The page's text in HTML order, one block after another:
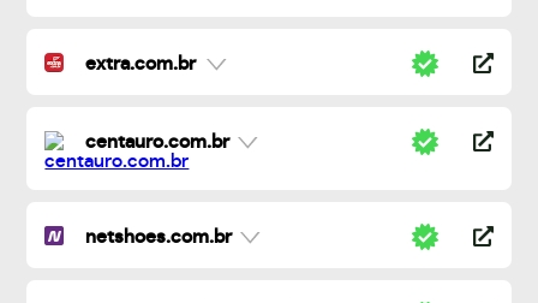
extra.com.br
centauro.com.br
netshoes.com.br